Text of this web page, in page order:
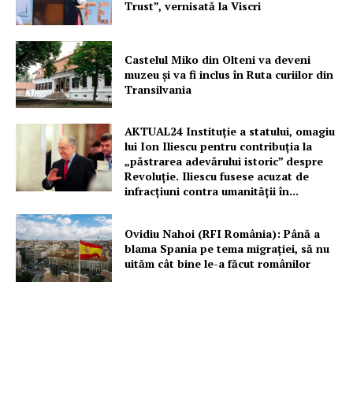
Trust”, vernisată la Viscri
Castelul Miko din Olteni va deveni
muzeu şi va fi inclus în Ruta curiilor din
Transilvania
AKTUAL24 Instituție a statului, omagiu
lui Ion Iliescu pentru contribuția la
„păstrarea adevărului istoric” despre
Revoluție. Iliescu fusese acuzat de
infracțiuni contra umanității în...
Ovidiu Nahoi (RFI România): Până a
blama Spania pe tema migrației, să nu
uităm cât bine le-a făcut românilor